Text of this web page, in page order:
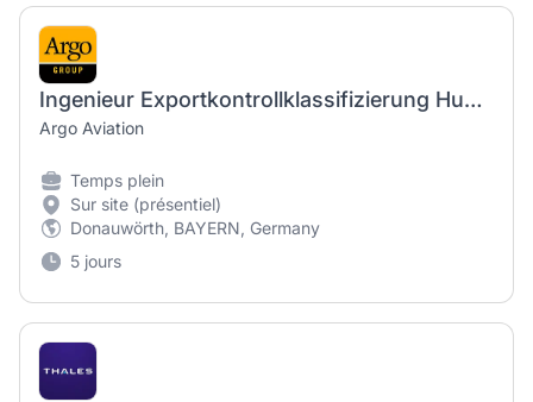
Ingenieur Exportkontrollklassifizierung Hubschrauberbauteile (m/w/d)
Argo Aviation
Temps plein
Sur site (présentiel)
Donauwörth, BAYERN, Germany
5 jours